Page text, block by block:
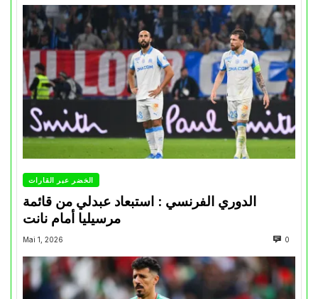
الخضر عبر القارات
الدوري الفرنسي : استبعاد عبدلي من قائمة
مرسيليا أمام نانت
Mai 1, 2026 0